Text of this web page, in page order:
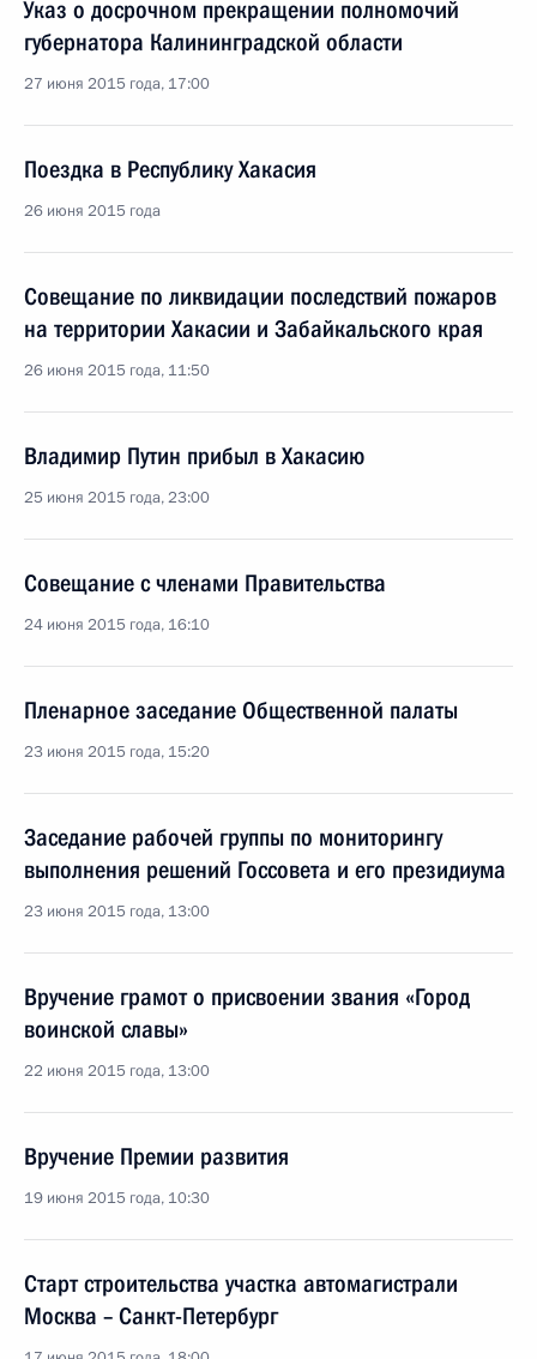
Указ о досрочном прекращении полномочий
губернатора Калининградской области
27 июня 2015 года, 17:00
Поездка в Республику Хакасия
26 июня 2015 года
Совещание по ликвидации последствий пожаров
на территории Хакасии и Забайкальского края
26 июня 2015 года, 11:50
Владимир Путин прибыл в Хакасию
25 июня 2015 года, 23:00
Совещание с членами Правительства
24 июня 2015 года, 16:10
Пленарное заседание Общественной палаты
23 июня 2015 года, 15:20
Заседание рабочей группы по мониторингу
выполнения решений Госсовета и его президиума
23 июня 2015 года, 13:00
Вручение грамот о присвоении звания «Город
воинской славы»
22 июня 2015 года, 13:00
Вручение Премии развития
19 июня 2015 года, 10:30
Старт строительства участка автомагистрали
Москва – Санкт-Петербург